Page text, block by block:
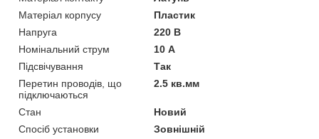
Матеріал корпусу
Пластик
Напруга
220 В
Номінальний струм
10 А
Підсвічування
Так
Перетин проводів, що
підключаються
2.5 кв.мм
Стан
Новий
Спосіб установки
Зовнішній